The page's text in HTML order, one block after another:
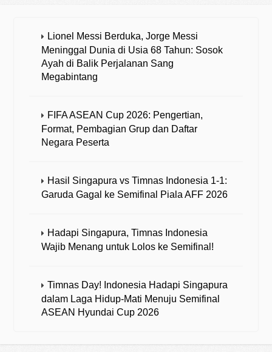
Lionel Messi Berduka, Jorge Messi
Meninggal Dunia di Usia 68 Tahun: Sosok
Ayah di Balik Perjalanan Sang
Megabintang
FIFA ASEAN Cup 2026: Pengertian,
Format, Pembagian Grup dan Daftar
Negara Peserta
Hasil Singapura vs Timnas Indonesia 1-1:
Garuda Gagal ke Semifinal Piala AFF 2026
Hadapi Singapura, Timnas Indonesia
Wajib Menang untuk Lolos ke Semifinal!
Timnas Day! Indonesia Hadapi Singapura
dalam Laga Hidup-Mati Menuju Semifinal
ASEAN Hyundai Cup 2026